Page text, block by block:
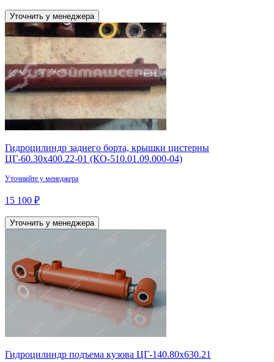
Уточнить у менеджера
Гидроцилиндр заднего борта, крышки цистерны
ЦГ-60.30х400.22-01 (КО-510.01.09.000-04)
Уточняйте у менеджера
15 100 ₽
Уточнить у менеджера
Гидроцилиндр подъема кузова ЦГ-140.80х630.21